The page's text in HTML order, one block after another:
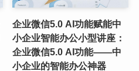
企业微信5.0 AI功能赋能中
小企业智能办公小型讲座：
企业微信5.0 AI功能——中
小企业的智能办公神器